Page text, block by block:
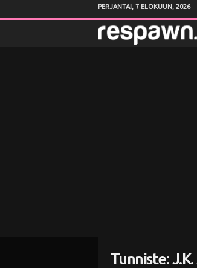
PERJANTAI, 7 ELOKUUN, 2026
Tunniste: